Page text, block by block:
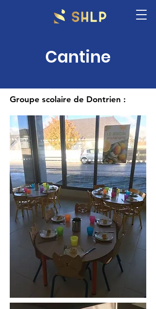
Cantine
Groupe scolaire de Dontrien :